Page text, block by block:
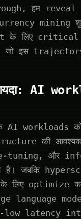
हम reveal
के लिए
इस trajectory
AI
AI
की
और
हैं। जबकि
optimize करने
language
low latency